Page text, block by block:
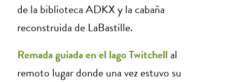
de la biblioteca ADKX y la cabaña
reconstruida de LaBastille.
Remada guiada en el lago Twitchell al
remoto lugar donde una vez estuvo su